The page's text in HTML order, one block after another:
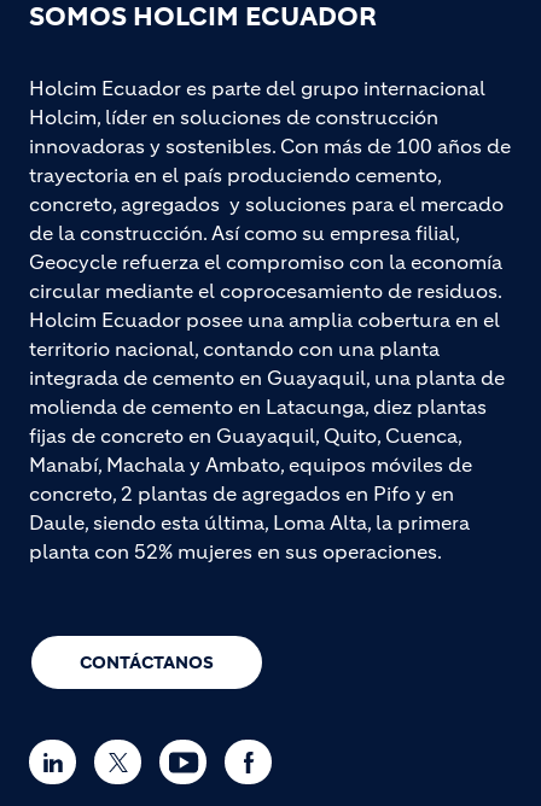
SOMOS HOLCIM ECUADOR
CONTÁCTANOS
Holcim Ecuador es parte del grupo internacional
Holcim, líder en soluciones de construcción
innovadoras y sostenibles. Con más de 100 años de
trayectoria en el país produciendo cemento,
concreto, agregados y soluciones para el mercado
de la construcción. Así como su empresa filial,
Geocycle refuerza el compromiso con la economía
circular mediante el coprocesamiento de residuos.
Holcim Ecuador posee una amplia cobertura en el
territorio nacional, contando con una planta
integrada de cemento en Guayaquil, una planta de
molienda de cemento en Latacunga, diez plantas
fijas de concreto en Guayaquil, Quito, Cuenca,
Manabí, Machala y Ambato, equipos móviles de
concreto, 2 plantas de agregados en Pifo y en
Daule, siendo esta última, Loma Alta, la primera
planta con 52% mujeres en sus operaciones.